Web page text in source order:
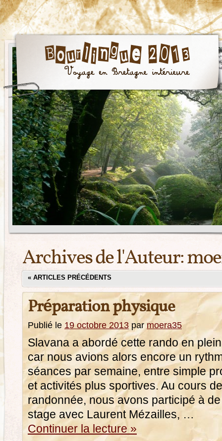
Archives de l'Auteur:
« ARTICLES PRÉCÉDENTS
Préparation physique
Publié le 19 octobre 2013 par moera35
Slavana a abordé cette rando en
car nous avions alors encore un
séances par semaine, entre simple
et activités plus sportives. Au cours
randonnée, nous avons participé à
stage avec Laurent Mézailles, …
Continuer la lecture »